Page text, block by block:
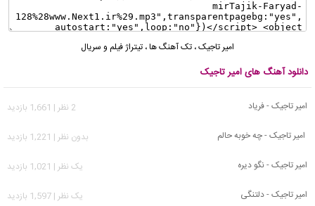
امیر تاجیک، تک آهنگ ها، تیتراژ فیلم و سریال
دانلود آهنگ های امیر تاجیک
امیر تاجیک - فریاد
2 نظر | 1,661 بازدید
امیر تاجیک - چه خوبه حالم
بدون نظر | 1,221 بازدید
امیر تاجیک - نگو دیره
يک نظر | 1,021 بازدید
امیر تاجیک - دلتنگی
يک نظر | 1,597 بازدید